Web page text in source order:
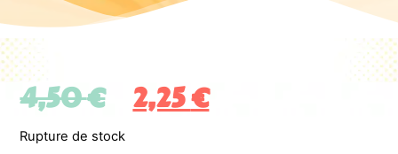
4,50€ 2,25€
Rupture de stock